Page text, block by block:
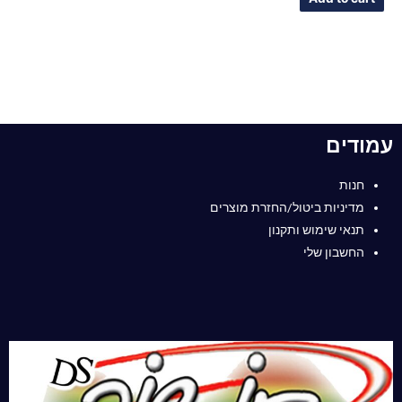
עמודים
חנות
מדיניות ביטול/החזרת מוצרים
תנאי שימוש ותקנון
החשבון שלי